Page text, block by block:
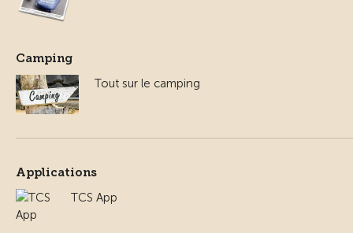
Camping
Tout sur le camping
Applications
TCS App